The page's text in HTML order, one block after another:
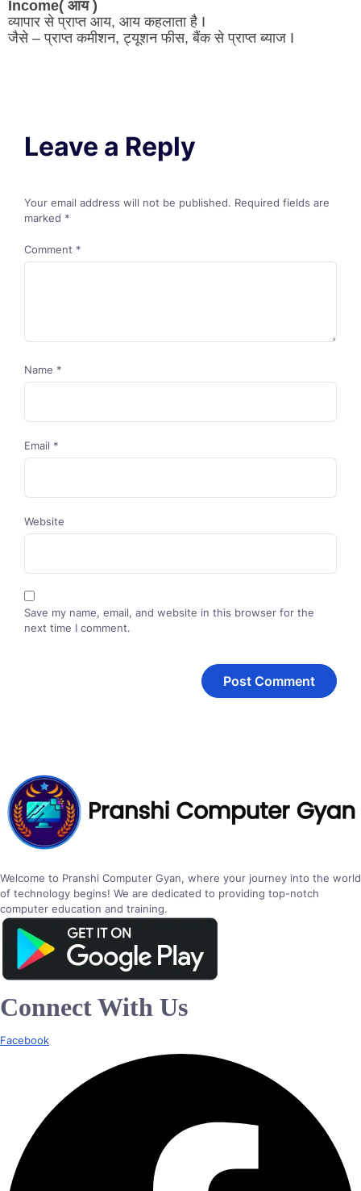
Income( आय )
व्यापार से प्राप्त आय, आय कहलाता है I
जैसे – प्राप्त कमीशन, ट्यूशन फीस, बैंक से प्राप्त ब्याज I
Leave a Reply
Your email address will not be published. Required fields are
marked *
Comment *
Name *
Email *
Website
Save my name, email, and website in this browser for the
next time I comment.
Welcome to Pranshi Computer Gyan, where your journey into the world
of technology begins! We are dedicated to providing top-notch
computer education and training.
Connect With Us
Facebook